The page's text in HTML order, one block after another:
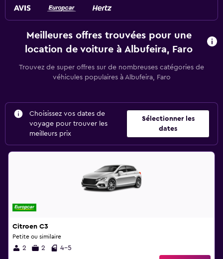
Meilleures offres trouvées pour une
location de voiture à Albufeira, Faro
Trouvez de super offres sur de nombreuses catégories de
véhicules populaires à Albufeira, Faro
Choisissez vos dates de
voyage pour trouver les
meilleurs prix
Sélectionner les
dates
Citroen C3
Petite ou similaire
2 2 4-5